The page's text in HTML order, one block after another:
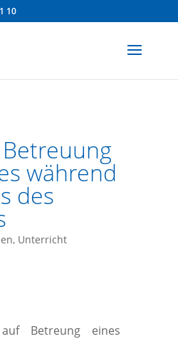
10
während
des
, Unterricht
Betreung eines